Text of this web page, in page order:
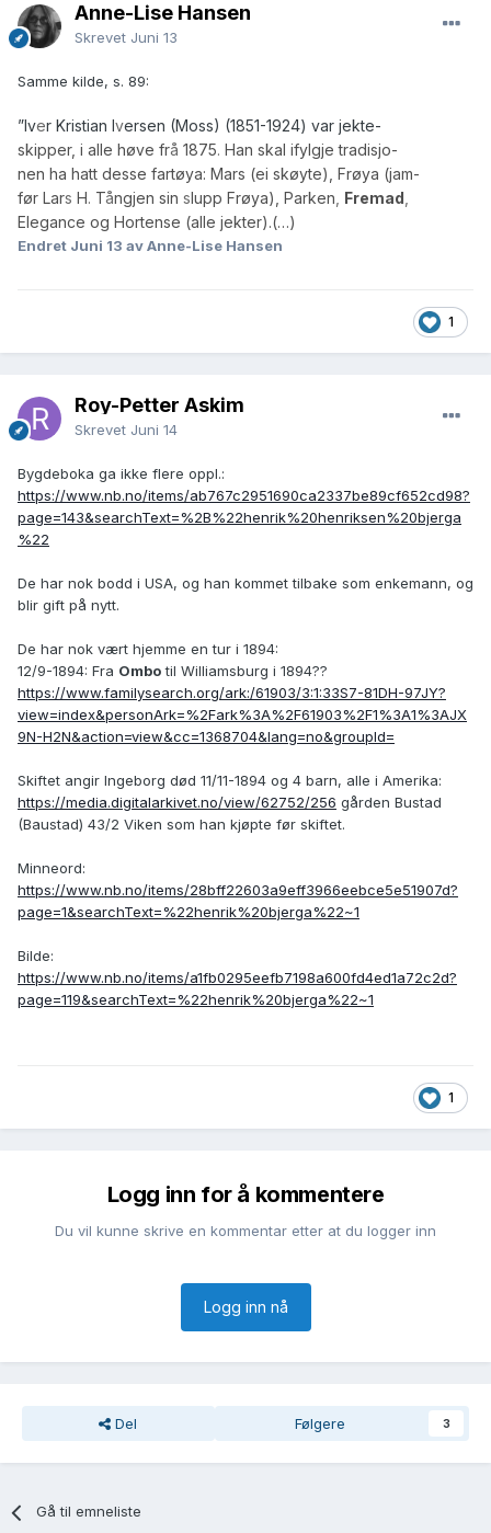
Anne-Lise Hansen
Skrevet Juni 13
Samme kilde, s. 89:
”Iver Kristian Iversen (Moss) (1851-1924) var jekte-
skipper, i alle høve frå 1875. Han skal ifylgje tradisjo-
nen ha hatt desse fartøya: Mars (ei skøyte), Frøya (jam-
før Lars H. Tångjen sin slupp Frøya), Parken Fremad
Elegance og Hortense (alle jekter).(…)
Endret Juni 13 av Anne-Lise Hansen
1
Roy-Petter Askim
Skrevet Juni 14
Bygdeboka ga ikke flere oppl.:
https://www.nb.no/items/ab767c2951690ca2337be89cf652cd98?
page=143&searchText=%2B%22henrik%20henriksen%20bjerga
%22
De har nok bodd i USA, og han kommet tilbake som enkemann, og
blir gift på nytt.
De har nok vært hjemme en tur i 1894:
12/9-1894: Fra Ombotil Williamsburg i 1894??
https://www.familysearch.org/ark:/61903/3:1:33S7-81DH-97JY?
view=index&personArk=%2Fark%3A%2F61903%2F1%3A1%3AJX
9N-H2N&action=view&cc=1368704&lang=no&groupId=
Skiftet angir Ingeborg død 11/11-1894 og 4 barn, alle i Amerika:
https://media.digitalarkivet.no/view/62752/256 gården Bustad
(Baustad) 43/2 Viken som han kjøpte før skiftet.
Minneord:
https://www.nb.no/items/28bff22603a9eff3966eebce5e51907d?
page=1&searchText=%22henrik%20bjerga%22~1
Bilde:
https://www.nb.no/items/a1fb0295eefb7198a600fd4ed1a72c2d?
page=119&searchText=%22henrik%20bjerga%22~1
1
Logg inn for å kommentere
Du vil kunne skrive en kommentar etter at du logger inn
Logg inn nå
Del Følgere 3
Gå til emneliste